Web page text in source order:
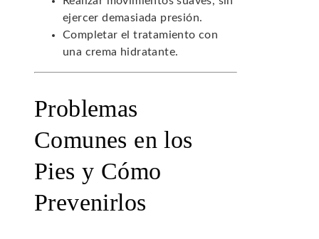
ejercer demasiada presión.
Completar el tratamiento con
una crema hidratante.
Problemas
Comunes en los
Pies y Cómo
Prevenirlos